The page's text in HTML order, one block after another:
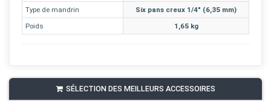
Type de mandrin
Six pans creux 1/4" (6,35 mm)
Poids
1,65 kg
SÉLECTION DES MEILLEURS ACCESSOIRES